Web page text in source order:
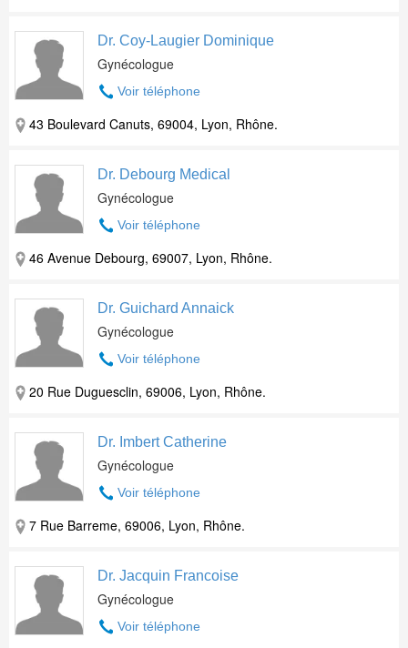
Dr. Coy-Laugier Dominique
Gynécologue
Voir téléphone
43 Boulevard Canuts, 69004, Lyon, Rhône.
Dr. Debourg Medical
Gynécologue
Voir téléphone
46 Avenue Debourg, 69007, Lyon, Rhône.
Dr. Guichard Annaick
Gynécologue
Voir téléphone
20 Rue Duguesclin, 69006, Lyon, Rhône.
Dr. Imbert Catherine
Gynécologue
Voir téléphone
7 Rue Barreme, 69006, Lyon, Rhône.
Dr. Jacquin Francoise
Gynécologue
Voir téléphone